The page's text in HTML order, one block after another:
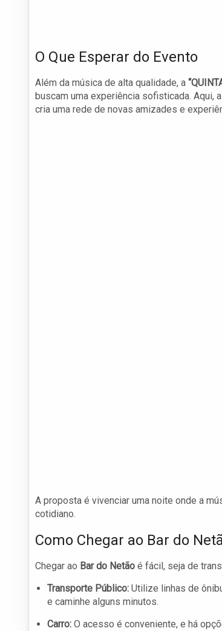
O Que Esperar do Evento
Além da música de alta qualidade, a
buscam uma experiência sofisticada. Aqui,
cria uma rede de novas amizades e
A proposta é vivenciar uma noite onde a
cotidiano.
Como Chegar ao Bar do
Chegar ao Bar do Netão é fácil, seja de
Transporte Público: Utilize linhas de
e caminhe alguns minutos.
Carro: O acesso é conveniente, e há